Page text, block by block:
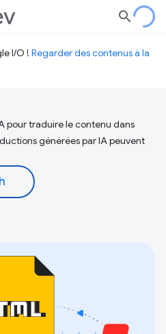
I/O ! Regarder des contenus à la
pour traduire le contenu dans
générées par IA peuvent